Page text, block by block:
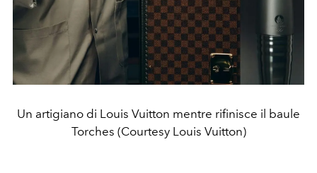
Un artigiano di Louis Vuitton mentre rifinisce il baule
Torches (Courtesy Louis Vuitton)